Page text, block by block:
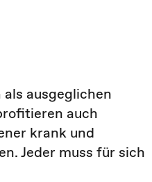
ausgeglichen
auch
krank und
Jeder muss für sich